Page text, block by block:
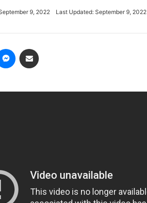
9, 2022 Last Updated: September 9, 2022